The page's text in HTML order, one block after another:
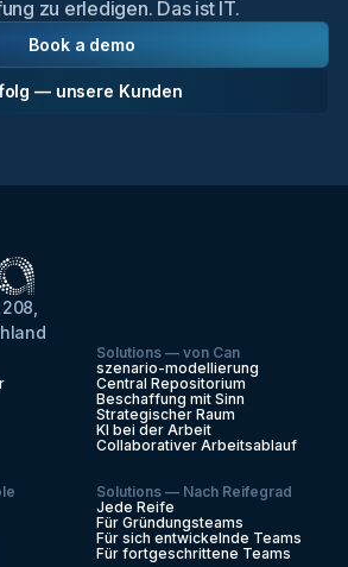
zu erledigen. Das ist IT.
Book a demo
— unsere Kunden
Solutions — von Can
szenario-modellierung
Central Repositorium
Beschaffung mit Sinn
Strategischer Raum
KI bei der Arbeit
Collaborativer Arbeitsablauf
Solutions — Nach Reifegrad
Jede Reife
Für Gründungsteams
Für sich entwickelnde Teams
Für fortgeschrittene Teams